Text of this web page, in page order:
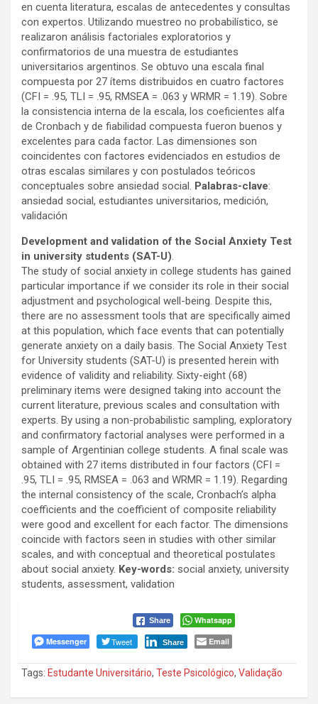
en cuenta literatura, escalas de antecedentes y consultas
con expertos. Utilizando muestreo no probabilístico, se
realizaron análisis factoriales exploratorios y
confirmatorios de una muestra de estudiantes
universitarios argentinos. Se obtuvo una escala final
compuesta por 27 ítems distribuidos en cuatro factores
(CFI = .95, TLI = .95, RMSEA = .063 y WRMR = 1.19). Sobre
la consistencia interna de la escala, los coeficientes alfa
de Cronbach y de fiabilidad compuesta fueron buenos y
excelentes para cada factor. Las dimensiones son
coincidentes con factores evidenciados en estudios de
otras escalas similares y con postulados teóricos
conceptuales sobre ansiedad social. Palabras-clave:
ansiedad social, estudiantes universitarios, medición,
validación
Development and validation of the Social Anxiety Test
in university students (SAT-U).
The study of social anxiety in college students has gained
particular importance if we consider its role in their social
adjustment and psychological well-being. Despite this,
there are no assessment tools that are specifically aimed
at this population, which face events that can potentially
generate anxiety on a daily basis. The Social Anxiety Test
for University students (SAT-U) is presented herein with
evidence of validity and reliability. Sixty-eight (68)
preliminary items were designed taking into account the
current literature, previous scales and consultation with
experts. By using a non-probabilistic sampling, exploratory
and confirmatory factorial analyses were performed in a
sample of Argentinian college students. A final scale was
obtained with 27 items distributed in four factors (CFI =
.95, TLI = .95, RMSEA = .063 and WRMR = 1.19). Regarding
the internal consistency of the scale, Cronbach’s alpha
coefficients and the coefficient of composite reliability
were good and excellent for each factor. The dimensions
coincide with factors seen in studies with other similar
scales, and with conceptual and theoretical postulates
about social anxiety. Key-words: social anxiety, university
students, assessment, validation
Share
Whatsapp
Messenger
Tweet Share Email
Tags: Estudante Universitário, Teste Psicológico, Validação